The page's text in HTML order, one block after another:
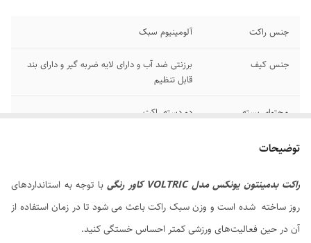
جنس راکت آلومینیوم سبک
جنس کیف
برزنتی ضد آب و دارای لایه ضربه گیر و دارای بند
قابل تنظیم
محتوای بسته دو دسته راکت
وزن یک دسته راکت
ژاپن
توضیحات
راکت بدمینتون یونکس مدل VOLTRIC کاور رنگی
با توجه به استانداردهای
روز ساخته شده است و وزن سبک راکت باعث می شود تا در زمان استفاده از
آن در حین فعالیت‌های ورزشی کمتر احساس خستگی کنید.